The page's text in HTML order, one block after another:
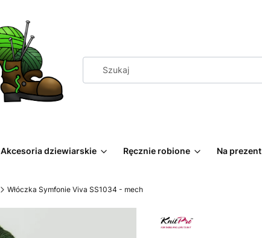
Akcesoria dziewiarskie Ręcznie robione Na prezent
Włóczka Symfonie Viva SS1034 - mech